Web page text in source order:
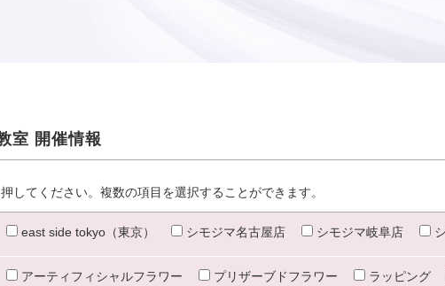
室 開催情報
してください。複数の項目を選択することができます。
east side tokyo（東京） シモジマ名古屋店 シモジマ岐阜店
アーティフィシャルフラワー プリザーブドフラワー ラッピング